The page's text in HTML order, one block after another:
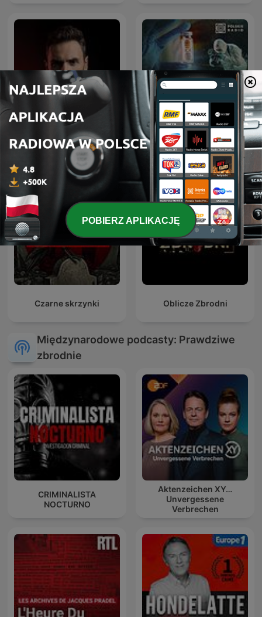
Kryminatorium
Laboratorium zbrodni.
Podcast Crazy Nauka
Czarne skrzynki Oblicze Zbrodni
Międzynarodowe podcasty: Prawdziwe
zbrodnie
CRIMINALISTA
NOCTURNO
Aktenzeichen XY…
Unvergessene
Verbrechen
POBIERZ APLIKACJĘ